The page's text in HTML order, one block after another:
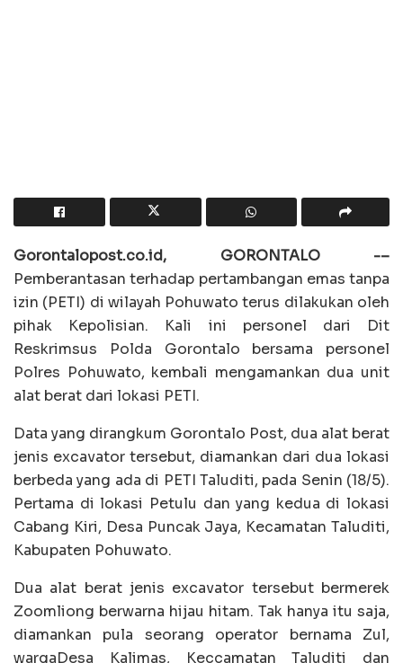
Gorontalopost.co.id, GORONTALO -–
Pemberantasan terhadap pertambangan emas tanpa
izin (PETI) di wilayah Pohuwato terus dilakukan oleh
pihak Kepolisian. Kali ini personel dari Dit
Reskrimsus Polda Gorontalo bersama personel
Polres Pohuwato, kembali mengamankan dua unit
alat berat dari lokasi PETI.
Data yang dirangkum Gorontalo Post, dua alat berat
jenis excavator tersebut, diamankan dari dua lokasi
berbeda yang ada di PETI Taluditi, pada Senin (18/5).
Pertama di lokasi Petulu dan yang kedua di lokasi
Cabang Kiri, Desa Puncak Jaya, Kecamatan Taluditi,
Kabupaten Pohuwato.
Dua alat berat jenis excavator tersebut bermerek
Zoomliong berwarna hijau hitam. Tak hanya itu saja,
diamankan pula seorang operator bernama Zul,
wargaDesa Kalimas, Keccamatan Taluditi dan